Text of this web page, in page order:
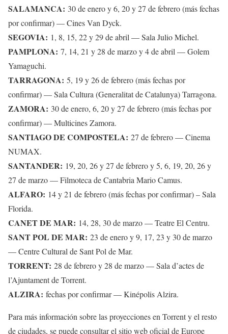
SALAMANCA: 30 de enero y 6, 20 y 27 de febrero (más fechas
por confirmar) — Cines Van Dyck.
SEGOVIA: 1, 8, 15, 22 y 29 de abril — Sala Julio Michel.
PAMPLONA: 7, 14, 21 y 28 de marzo y 4 de abril — Golem
Yamaguchi.
TARRAGONA: 5, 19 y 26 de febrero (más fechas por
confirmar) — Sala Cultura (Generalitat de Catalunya) Tarragona.
ZAMORA: 30 de enero, 6, 20 y 27 de febrero (más fechas por
confirmar) — Multicines Zamora.
SANTIAGO DE COMPOSTELA: 27 de febrero — Cinema
NUMAX.
SANTANDER: 19, 20, 26 y 27 de febrero y 5, 6, 19, 20, 26 y
27 de marzo — Filmoteca de Cantabria Mario Camus.
ALFARO: 14 y 21 de febrero (más fechas por confirmar) – Sala
Florida.
CANET DE MAR: 14, 28, 30 de marzo — Teatre El Centru.
SANT POL DE MAR: 23 de enero y 9, 17, 23 y 30 de marzo
— Centre Cultural de Sant Pol de Mar.
TORRENT: 28 de febrero y 28 de marzo — Sala d’actes de
l’Ajuntament de Torrent.
ALZIRA: fechas por confirmar — Kinépolis Alzira.
Para más información sobre las proyecciones en Torrent y el resto
de ciudades, se puede consultar el sitio web oficial de Europe